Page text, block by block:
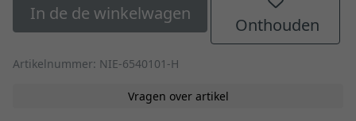
In de de winkelwagen
Onthouden
Artikelnummer: NIE-6540101-H
Vragen over artikel